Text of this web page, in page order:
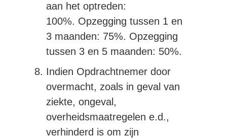
aan het optreden:
100%. Opzegging tussen 1 en
3 maanden: 75%. Opzegging
tussen 3 en 5 maanden: 50%.
Indien Opdrachtnemer door
overmacht, zoals in geval van
ziekte, ongeval,
overheidsmaatregelen e.d.,
verhinderd is om zijn